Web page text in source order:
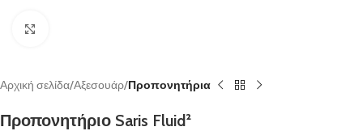
Αρχική σελίδα Αξεσουάρ Προπονητήρια
Προπονητήριο Saris Fluid²